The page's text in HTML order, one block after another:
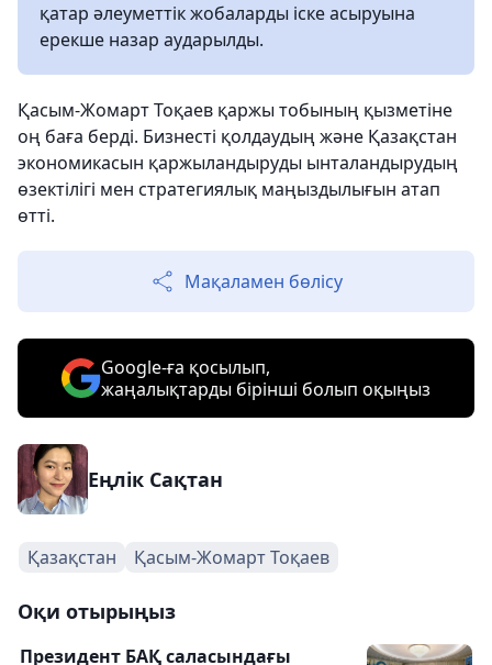
қатар әлеуметтік жобаларды іске асыруына
ерекше назар аударылды.
Қасым-Жомарт Тоқаев қаржы тобының қызметіне
оң баға берді. Бизнесті қолдаудың және Қазақстан
экономикасын қаржыландыруды ынталандырудың
өзектілігі мен стратегиялық маңыздылығын атап
өтті.
Мақаламен бөлісу
Google-ға қосылып,
жаңалықтарды бірінші болып оқыңыз
Еңлік Сақтан
Қазақстан Қасым-Жомарт Тоқаев
Оқи отырыңыз
Президент БАҚ саласындағы